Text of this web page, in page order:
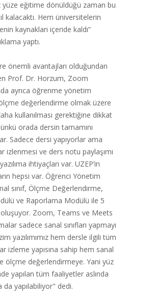
yüze eğitime dönüldüğü zaman bu
kalacaktı. Hem üniversitelerin
kaynakları içeride kaldı”
yaptı.
önemli avantajları olduğundan
Prof. Dr. Horzum, Zoom
ayrıca öğrenme yönetim
değerlendirme olmak üzere
kullanılması gerektiğine dikkat
orada dersin tamamını
Sadece dersi yapıyorlar ama
izlenmesi ve ders notu paylaşımı
ihtiyaçları var. UZEP’in
hepsi var. Öğrenci Yönetim
sınıf, Ölçme Değerlendirme,
ve Raporlama Modülü ile 5
Zoom, Teams ve Meets
sadece sanal sınıfları yapmayı
yazılımımız hem dersle ilgili tüm
izleme yapısına sahip hem sanal
ölçme değerlendirmeye. Yani yüz
yapılan tüm faaliyetler aslında
yapılabiliyor" dedi.